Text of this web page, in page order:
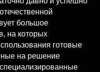
большое
на которых
готовые
на решение